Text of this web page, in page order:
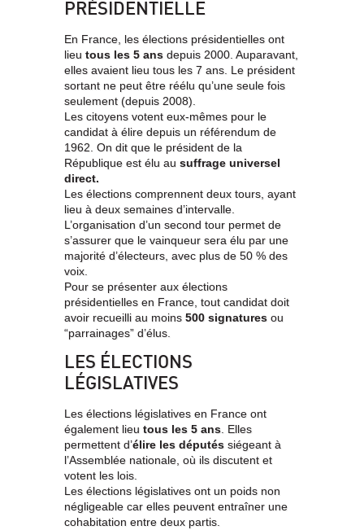
PRÉSIDENTIELLE
En France, les élections présidentielles ont
lieu tous les 5 ans depuis 2000. Auparavant,
elles avaient lieu tous les 7 ans. Le président
sortant ne peut être réélu qu’une seule fois
seulement (depuis 2008).
Les citoyens votent eux-mêmes pour le
candidat à élire depuis un référendum de
1962. On dit que le président de la
République est élu au suffrage universel
direct.
Les élections comprennent deux tours, ayant
lieu à deux semaines d’intervalle.
L’organisation d’un second tour permet de
s’assurer que le vainqueur sera élu par une
majorité d’électeurs, avec plus de 50 % des
voix.
Pour se présenter aux élections
présidentielles en France, tout candidat doit
avoir recueilli au moins 500 signatures ou
“parrainages” d’élus.
LES ÉLECTIONS
LÉGISLATIVES
Les élections législatives en France ont
également lieu tous les 5 ans. Elles
permettent d’élire les députés siégeant à
l’Assemblée nationale, où ils discutent et
votent les lois.
Les élections législatives ont un poids non
négligeable car elles peuvent entraîner une
cohabitation entre deux partis.